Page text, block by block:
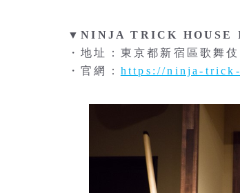
▼NINJA TRICK HOUSE
・地址：東京都新宿區歌
・官網： https://ninja-trick-